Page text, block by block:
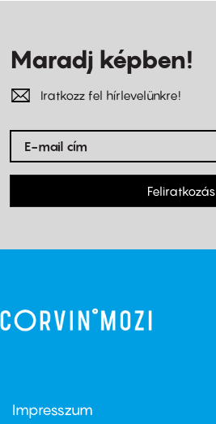
Maradj képben!
Iratkozz fel hírlevelünkre!
Feliratkozás
Footer
Impresszum